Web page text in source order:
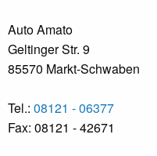
Auto Amato
Geltinger Str. 9
85570 Markt-Schwaben
Tel.: 08121 - 06377
Fax: 08121 - 42671